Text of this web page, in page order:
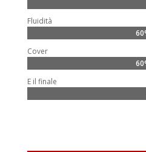
Fluidità
Cover
E il finale